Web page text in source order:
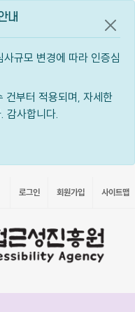
내
규모 변경에 따라 인증심
건부터 적용되며, 자세한
감사합니다.
공지
로그인 회원가입 사이트맵